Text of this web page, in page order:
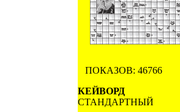
ПОКАЗОВ: 46766
КЕЙВОРД
СТАНДАРТНЫЙ